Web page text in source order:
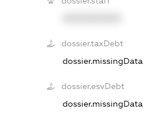
dossier.taxDebt
dossier.missingData
dossier.esvDebt
dossier.missingData